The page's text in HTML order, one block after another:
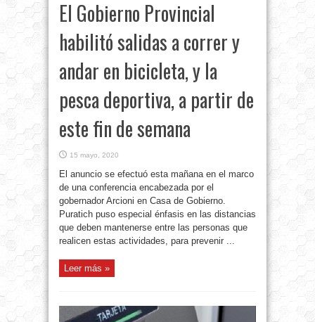
El Gobierno Provincial
habilitó salidas a correr y
andar en bicicleta, y la
pesca deportiva, a partir de
este fin de semana
15 mayo, 2020
El anuncio se efectuó esta mañana en el marco
de una conferencia encabezada por el
gobernador Arcioni en Casa de Gobierno.
Puratich puso especial énfasis en las distancias
que deben mantenerse entre las personas que
realicen estas actividades, para prevenir ...
Leer más »